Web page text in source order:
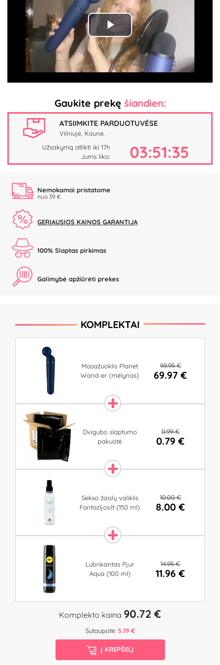
Play
Video
Gaukite prekę šiandien:
ATSIIMKITE PARDUOTUVĖSE
Vilniuje, Kaune.
Užsakymą atlikti iki 17h
Jums liko:
03:51:34
Nemokamai pristatome
nuo 39 €
GERIAUSIOS KAINOS GARANTIJA
100% Slaptas pirkimas
Galimybė apžiūrėti prekes
KOMPLEKTAI
Masažuoklis Planet
Wand-er (mėlynas)
99.95 €
69.97 €
Dvigubo slaptumo
pakuotė
0.99 €
0.79 €
Sekso žaislų valiklis
Fantazijos.lt (150 ml)
10.00 €
8.00 €
Lubrikantas Pjur
Aqua (100 ml)
14.95 €
11.96 €
Komplekto kaina 90.72 €
Sutaupote: 5.19 €
Į KREPŠELĮ